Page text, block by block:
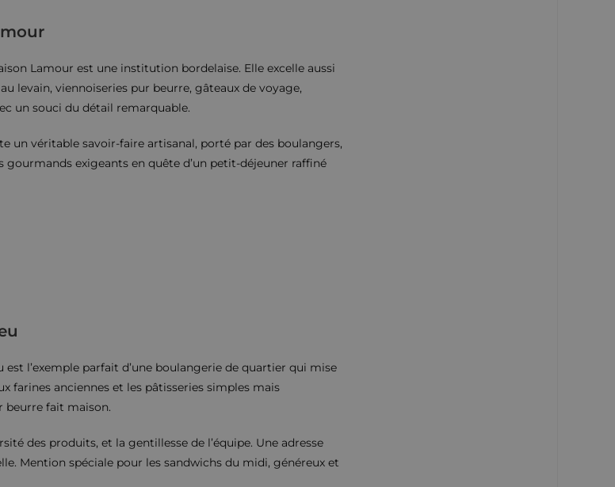
Lamour est une institution bordelaise. Elle excelle aussi
levain, viennoiseries pur beurre, gâteaux de voyage,
un souci du détail remarquable.
un véritable savoir-faire artisanal, porté par des boulangers,
gourmands exigeants en quête d’un petit-déjeuner raffiné
l’exemple parfait d’une boulangerie de quartier qui mise
farines anciennes et les pâtisseries simples mais
beurre fait maison.
des produits, et la gentillesse de l’équipe. Une adresse
Mention spéciale pour les sandwichs du midi, généreux et